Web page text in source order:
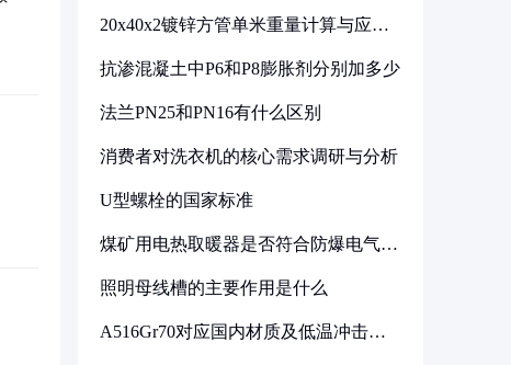
20x40x2镀锌方管单米重量计算与应用
抗渗混凝土中P6和P8膨胀剂分别加多少
法兰PN25和PN16有什么区别
消费者对洗衣机的核心需求调研与分析
U型螺栓的国家标准
煤矿用电热取暖器是否符合防爆电气设
照明母线槽的主要作用是什么
A516Gr70对应国内材质及低温冲击要